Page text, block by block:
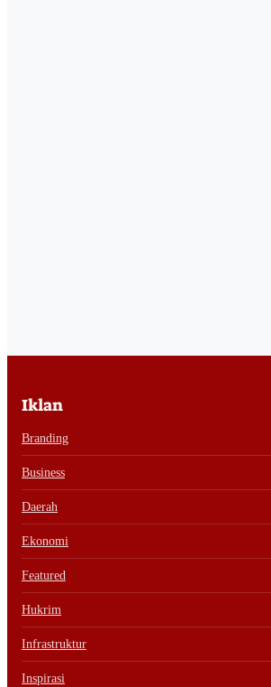
Iklan
Branding
Business
Daerah
Ekonomi
Featured
Hukrim
Infrastruktur
Inspirasi